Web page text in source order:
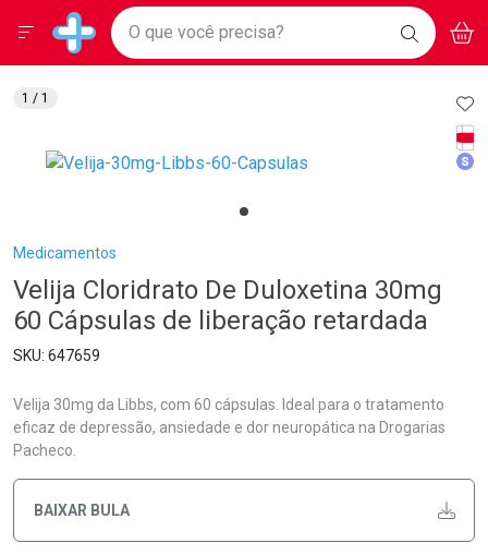
Drogarias Pacheco
Baixe nosso APP e aproveite Ofertas Exclusivas!
BAIXE
O APP
Ir direto para a home
pela página
Ir direto para o conteúdo
Ir direto para a busca
Ir direto para a conta
Ir direto para a notificações
Ir direto para o carrinho
Faça a sua busca
O que você precisa? BUSCAR
Menu
Breadcrumb
Medicamentos
Velija Cloridrato De Duloxetina 30mg
60 Cápsulas de liberação retardada
647659
Velija 30mg da Libbs, com 60 cápsulas. Ideal para o tratamento
eficaz de depressão, ansiedade e dor neuropática na Drogarias
Pacheco.
BAIXAR BULA
1 / 1